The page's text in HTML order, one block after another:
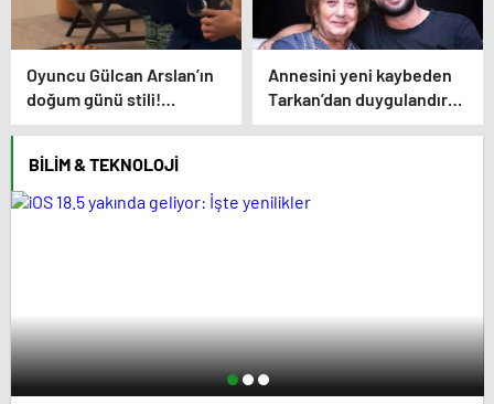
Oyuncu Gülcan Arslan’ın
doğum günü stili!
Elbisenin düğmelerini
Annesini yeni kaybeden
Tarkan’dan duygulandıran
paylaşım! Konserde
BILIM & TEKNOLOJI